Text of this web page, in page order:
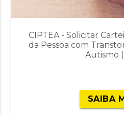
CIPTEA - Solicitar
da Pessoa com
Autismo
SAIBA